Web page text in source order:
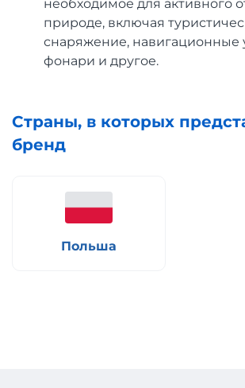
необходимое для активного
природе, включая
снаряжение, навигационные
фонари и другое.
Страны, в которых
бренд
Польша